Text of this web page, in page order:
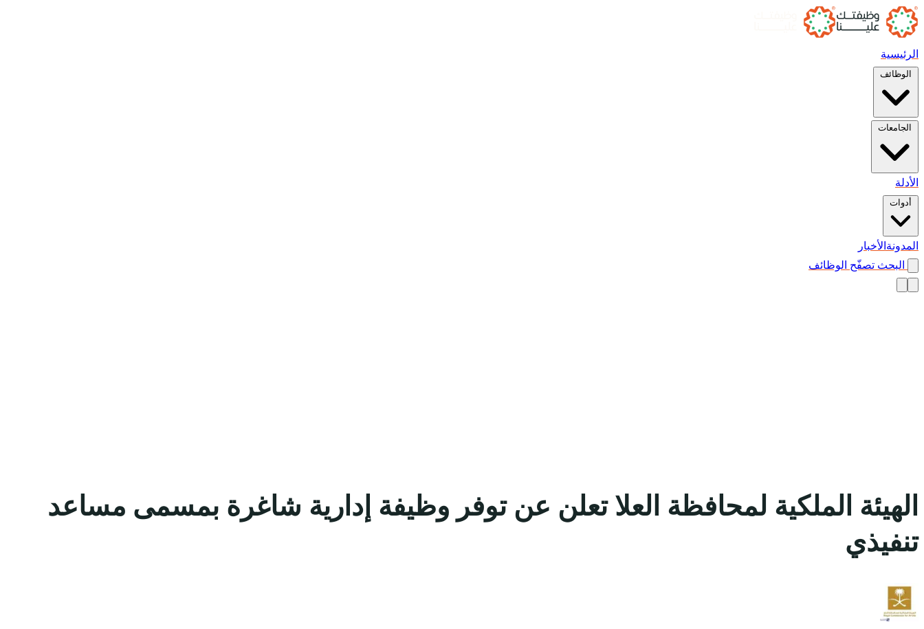
الرئيسية
الوظائف
الجامعات
الأدلة
أدوات
المدونة الأخبار
البحث تصفّح الوظائف
الهيئة الملكية لمحافظة العلا تعلن عن توفر وظيفة إدارية شاغرة بمسمى مساعد
تنفيذي